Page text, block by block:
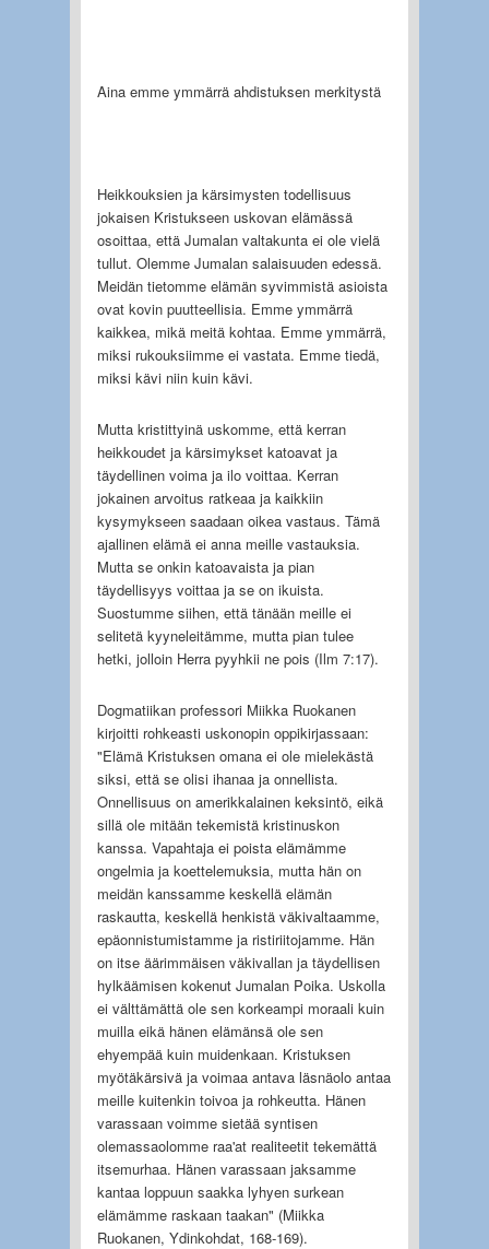
Aina emme ymmärrä ahdistuksen merkitystä
Heikkouksien ja kärsimysten todellisuus
jokaisen Kristukseen uskovan elämässä
osoittaa, että Jumalan valtakunta ei ole vielä
tullut. Olemme Jumalan salaisuuden edessä.
Meidän tietomme elämän syvimmistä asioista
ovat kovin puutteellisia. Emme ymmärrä
kaikkea, mikä meitä kohtaa. Emme ymmärrä,
miksi rukouksiimme ei vastata. Emme tiedä,
miksi kävi niin kuin kävi.
Mutta kristittyinä uskomme, että kerran
heikkoudet ja kärsimykset katoavat ja
täydellinen voima ja ilo voittaa. Kerran
jokainen arvoitus ratkeaa ja kaikkiin
kysymykseen saadaan oikea vastaus. Tämä
ajallinen elämä ei anna meille vastauksia.
Mutta se onkin katoavaista ja pian
täydellisyys voittaa ja se on ikuista.
Suostumme siihen, että tänään meille ei
selitetä kyyneleitämme, mutta pian tulee
hetki, jolloin Herra pyyhkii ne pois (Ilm 7:17).
Dogmatiikan professori Miikka Ruokanen
kirjoitti rohkeasti uskonopin oppikirjassaan:
"Elämä Kristuksen omana ei ole mielekästä
siksi, että se olisi ihanaa ja onnellista.
Onnellisuus on amerikkalainen keksintö, eikä
sillä ole mitään tekemistä kristinuskon
kanssa. Vapahtaja ei poista elämämme
ongelmia ja koettelemuksia, mutta hän on
meidän kanssamme keskellä elämän
raskautta, keskellä henkistä väkivaltaamme,
epäonnistumistamme ja ristiriitojamme. Hän
on itse äärimmäisen väkivallan ja täydellisen
hylkäämisen kokenut Jumalan Poika. Uskolla
ei välttämättä ole sen korkeampi moraali kuin
muilla eikä hänen elämänsä ole sen
ehyempää kuin muidenkaan. Kristuksen
myötäkärsivä ja voimaa antava läsnäolo antaa
meille kuitenkin toivoa ja rohkeutta. Hänen
varassaan voimme sietää syntisen
olemassaolomme raa'at realiteetit tekemättä
itsemurhaa. Hänen varassaan jaksamme
kantaa loppuun saakka lyhyen surkean
elämämme raskaan taakan" (Miikka
Ruokanen, Ydinkohdat, 168‑169).